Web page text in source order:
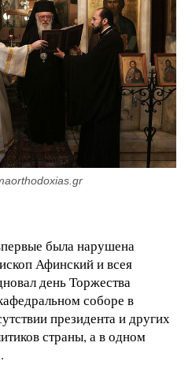
была нарушена
Афинский и всея
день Торжества
соборе в
президента и других
страны, а в одном